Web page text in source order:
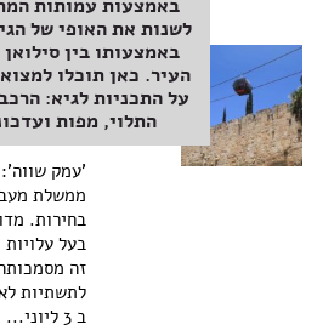
באמצעות עמותות
לשנות את האופי של
באמצעותו בין
העיר. כאן תוכלו
על התכניות לגיא:
התלוי, מפות
עתירה
את
העתיקה
'עמק שווה':
ממשלת
בחירות.
בעל עלויות
זה
לתשתיות
ב 3 ליוני...